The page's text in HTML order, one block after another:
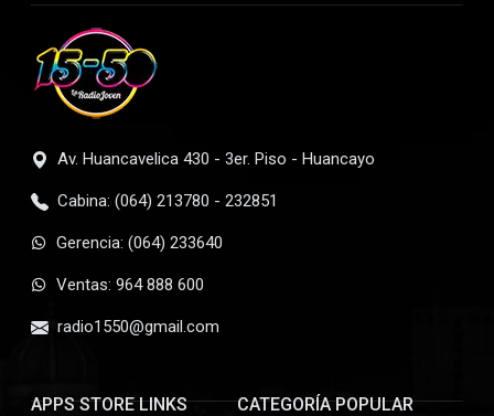
Av. Huancavelica 430 - 3er. Piso - Huancayo
Cabina: (064) 213780 - 232851
Gerencia: (064) 233640
Ventas: 964 888 600
radio1550@gmail.com
APPS STORE LINKS CATEGORÍA POPULAR